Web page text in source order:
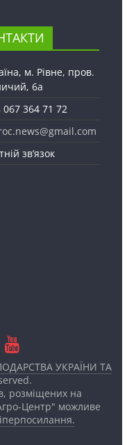
м. Рівне, пров.
6а
067 364 71 72
зв’язок
УКРАЇНИ ТА
розміщених на
Центр" можливе